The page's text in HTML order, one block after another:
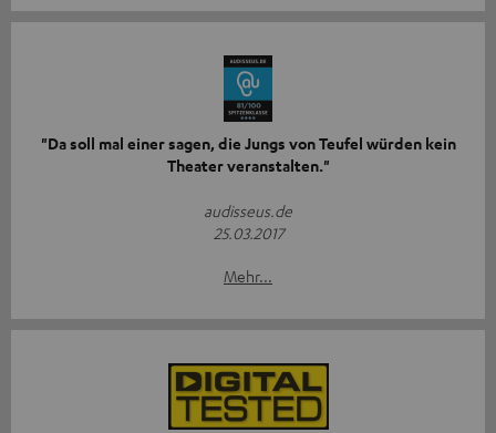
"Da soll mal einer sagen, die Jungs von Teufel würden kein
Theater veranstalten."
audisseus.de
25.03.2017
Mehr...